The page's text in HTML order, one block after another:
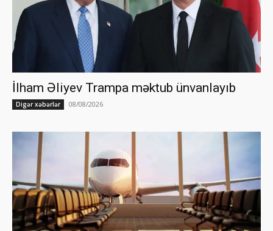
İlham Əliyev Trampa məktub ünvanlayıb
Digər xəbərlər 08/08/2026